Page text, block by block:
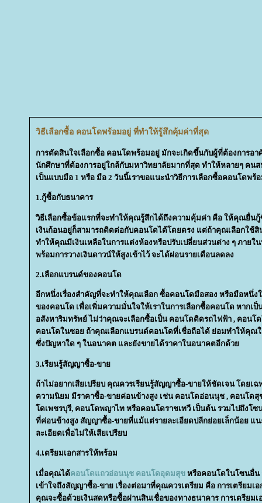
วิธีเลือกซื้อ คอนโดพร้อมอยู่ ที่ทำให้รู้สึกคุ้มค่าที่สุด
การตัดสินใจเลือกซื้อ คอนโดพร้อมอยู่ มักจะเกิดขึ้นกับผู้ที่ต้องการอา
นักศึกษาที่ต้องการอยู่ใกล้กับมหาวิทยาลัยมากที่สุด ทำให้หลายๆ คน
เป็นแบบมือ 1 หรือ มือ 2 วันนี้เราขอแนะนำวิธีการเลือกซื้อคอนโดพร้
1.กู้ซื้อกับธนาคาร
วิธีเลือกซื้อข้อแรกที่จะทำให้คุณรู้สึกได้ถึงความคุ้มค่า คือ ให้คุณยื่น
เงินก้อนอยู่ก็สามารถติดต่อกับคอนโดได้โดยตรง แต่ถ้าคุณเลือกใช้
ทำให้คุณมีเงินเหลือในการแต่งห้องหรือปรับเปลี่ยนส่วนต่าง ๆ ภาย
พร้อมการวางเงินดาวน์ให้สูงเข้าไว้ จะได้ผ่อนรายเดือนลดลง
2.เลือกแบรนด์ของคอนโด
อีกหนึ่งเรื่องสำคัญที่จะทำให้คุณเลือก ซื้อคอนโดมือสอง หรือมือหนึ่ง
ของคอนโด เพื่อเพิ่มความมั่นใจให้เราในการเลือกซื้อคอนโด หากเ
อสังหาริมทรัพย์ ไม่ว่าคุณจะเลือกซื้อเป็น คอนโดติดรถไฟฟ้า , คอน
คอนโดในซอย ถ้าคุณเลือกแบรนด์คอนโดที่เชื่อถือได้ ย่อมทำให้คุณใ
ซึ่งปัญหาใด ๆ ในอนาคต และยังขายได้ราคาในอนาคตอีกด้ว
3.เรียนรู้สัญญาซื้อ-ขา
ถ้าไม่อยากเสียเปรียบ คุณควรเรียนรู้สัญญาซื้อ-ขายให้ชัดเจน โดยเ
ความนิยม มีราคาซื้อ-ขายค่อนข้างสูง เช่น คอนโดอ่อนนุช , คอนโด
ดเพชรบุรี, คอนโดพญาไท หรือคอนโดราชเทวี เป็นต้น รวมไปถึงโซ
ที่ค่อนข้างสูง สัญญาซื้อ-ขายที่แม้แต่รายละเอียดปลีกย่อยเล็กน้อย แ
ละเอียดเพื่อไม่ให้เสียเปรียบ
4.เตรียมเอกสารให้พร้อม
เมื่อคุณได้คอนโดแถวอ่อนนุช คอนโดอุดมสุข หรือคอนโดในโซนอื่น
เข้าใจถึงสัญญาซื้อ-ขาย เรื่องต่อมาที่คุณควรเตรียม คือ การเตรียมเ
คุณจะซื้อด้วยเงินสดหรือซื้อผ่านสินเชื่อของทางธนาคาร การเตรียมเ